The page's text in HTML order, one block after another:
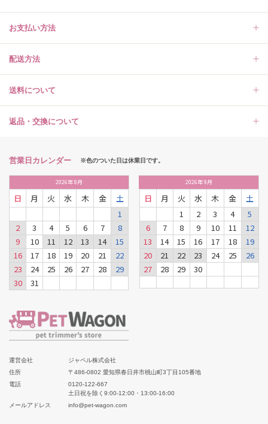
お支払い方法
配送方法
送料について
返品・交換について
営業日カレンダー ※色のついた日は休業日です。
2026年8月
日 月 火 水 木 金
土
1
2
3 4 5 6 7
8
9
10 11 12 13 14
15
16
17 18 19 20 21
22
23
24 25 26 27 28
29
30
31
2026年9月
日 月 火 水 木 金
土
1
2 3 4
5
6
7 8 9 10 11
12
13
14 15 16 17 18
19
20
21 22 23 24 25
26
27
28 29 30
運営会社
ジャペル株式会社
住所
〒486-0802 愛知県春日井市桃山町3丁目105番地
電話
0120-122-667
土日祝を除く9:00-12:00・13:00-16:00
メールアドレス
info@pet-wagon.com